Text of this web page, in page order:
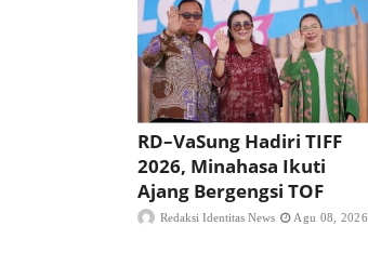
RD–VaSung Hadiri TIFF
2026, Minahasa Ikuti
Ajang Bergengsi TOF
Redaksi Identitas News Agu 08, 2026